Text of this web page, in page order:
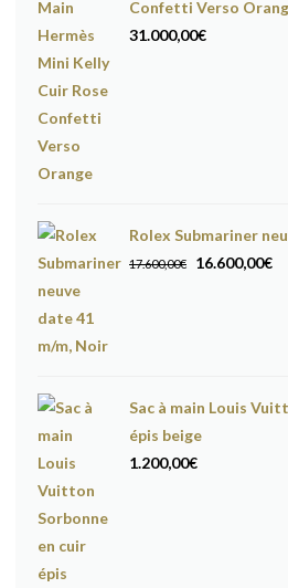
Confetti Verso
31.000,00€
Rolex Submariner
17.600,00€
Le
16.600,00€Le
Sac à main Louis
épis beige
1.200,00€